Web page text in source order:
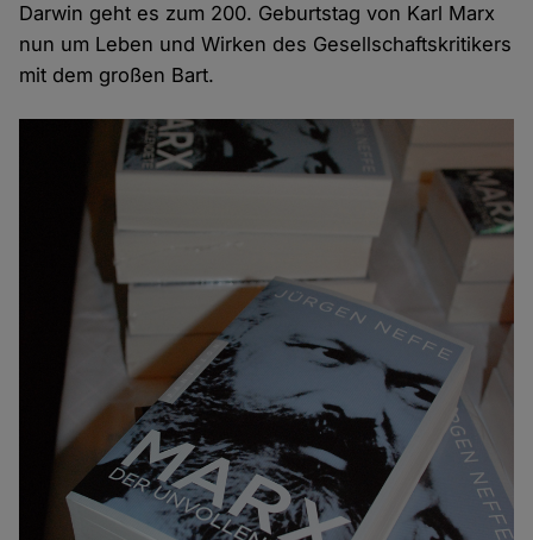
Darwin geht es zum 200. Geburtstag von Karl Marx
nun um Leben und Wirken des Gesellschaftskritikers
mit dem großen Bart.